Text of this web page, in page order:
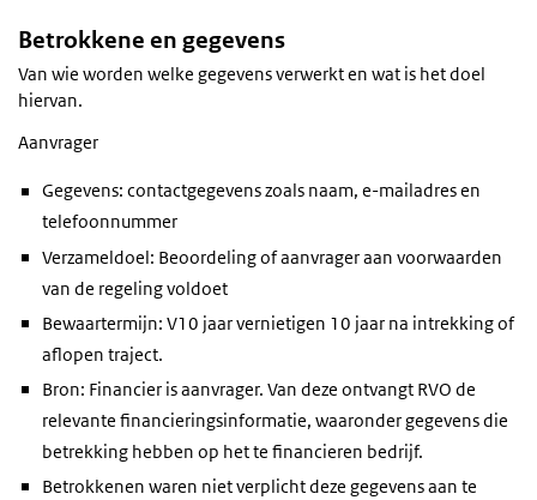
Betrokkene en gegevens
Van wie worden welke gegevens verwerkt en wat is het doel
hiervan.
Aanvrager
Gegevens: contactgegevens zoals naam, e-mailadres en
telefoonnummer
Verzameldoel: Beoordeling of aanvrager aan voorwaarden
van de regeling voldoet
Bewaartermijn: V10 jaar vernietigen 10 jaar na intrekking of
aflopen traject.
Bron: Financier is aanvrager. Van deze ontvangt RVO de
relevante financieringsinformatie, waaronder gegevens die
betrekking hebben op het te financieren bedrijf.
Betrokkenen waren niet verplicht deze gegevens aan te